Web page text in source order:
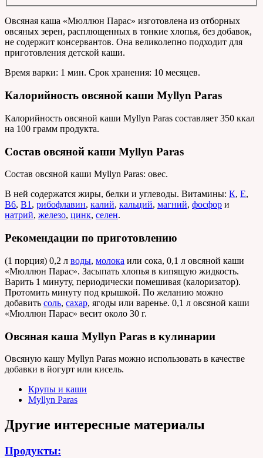
Овсяная каша «Мюллюн Парас» изготовлена из отборных
овсяных зерен, расплющенных в тонкие хлопья, без добавок,
не содержит консервантов. Она великолепно подходит для
приготовления детской каши.
Время варки: 1 мин. Срок хранения: 10 месяцев.
Калорийность овсяной каши Myllyn Paras
Калорийность овсяной каши Myllyn Paras составляет 350 ккал
на 100 грамм продукта.
Состав овсяной каши Myllyn Paras
Состав овсяной каши Myllyn Paras: овес.
В ней содержатся жиры, белки и углеводы. Витамины: К, Е,
В6, В1 , рибофлавин, калий, кальций, магний, фосфор и
натрий, железо, цинк, селен.
Рекомендации по приготовлению
(1 порция) 0,2 л воды, молока или сока, 0,1 л овсяной каши
«Мюллюн Парас». Засыпать хлопья в кипящую жидкость.
Варить 1 минуту, периодически помешивая (калоризатор).
Протомить минуту под крышкой. По желанию можно
добавить соль, сахар, ягоды или варенье. 0,1 л овсяной каши
«Мюллюн Парас» весит около 30 г.
Овсяная каша Myllyn Paras в кулинарии
Овсяную кашу Myllyn Paras можно использовать в качестве
добавки в йогурт или кисель.
Крупы и каши
Myllyn Paras
Другие интересные материалы
Продукты: